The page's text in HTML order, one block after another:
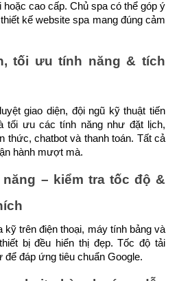
hoặc cao cấp. Chủ spa có thể góp ý
kế website spa mang đúng cảm
tối ưu tính năng & tích
giao diện, đội ngũ kỹ thuật tiến
tối ưu các tính năng như đặt lịch,
thức, chatbot và thanh toán. Tất cả
hành mượt mà.
– kiểm tra tốc độ &
trên điện thoại, máy tính bảng và
bị đều hiển thị đẹp. Tốc độ tải
đáp ứng tiêu chuẩn Google.